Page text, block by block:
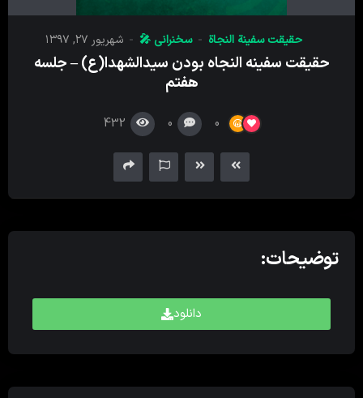
حقیقت سفینة النجاة سخنرانی 🎤 شهریور ۲۷, ۱۳۹۷
حقیقت سفینه النجاه بودن سیدالشهدا(ع) – جلسه
هفتم
0
0
432
توضیحات:
دانلود